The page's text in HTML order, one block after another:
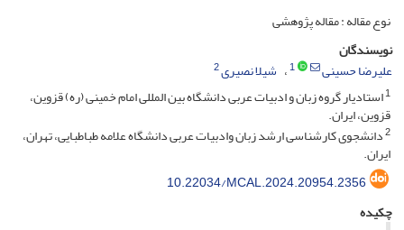
نوع مقاله : مقاله پژوهشی
نویسندگان
علیرضا حسینی
1 شیلا نصیری2
1استادیار گروه زبان و ادبیات عربی دانشگاه بین المللی امام خمینی (ره) قزوین،
قزوین، ایران.
2دانشجوی کارشناسی ارشد زبان وادبیات عربی دانشگاه علامه طباطبایی، تهران،
ایران.
10.22034/MCAL.2024.20954.2356
چکیده